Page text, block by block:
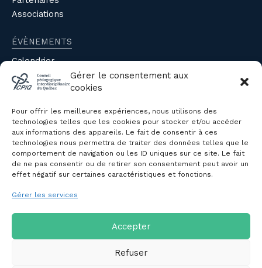
Gérer le consentement aux
cookies
Pour offrir les meilleures expériences, nous utilisons des
technologies telles que les cookies pour stocker et/ou accéder
aux informations des appareils. Le fait de consentir à ces
technologies nous permettra de traiter des données telles que le
comportement de navigation ou les ID uniques sur ce site. Le fait
de ne pas consentir ou de retirer son consentement peut avoir un
effet négatif sur certaines caractéristiques et fonctions.
Gérer les services
Accepter
Refuser
Associations
ÉVÈNEMENTS
Calendrier
Évènements du CPIQ
Revue
Avis et mémoires
Autres publications
NOUS JOINDRE
Politique de confidentialité des
Politique de cookies (CA)